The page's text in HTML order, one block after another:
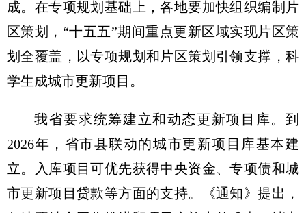
成。在专项规划基础上，各地要加快组织编制片
区策划，“十五五”期间重点更新区域实现片区策
划全覆盖，以专项规划和片区策划引领支撑，科
学生成城市更新项目。
我省要求统筹建立和动态更新项目库。到
2026年，省市县联动的城市更新项目库基本建
立。入库项目可优先获得中央资金、专项债和城
市更新项目贷款等方面的支持。《通知》提出，